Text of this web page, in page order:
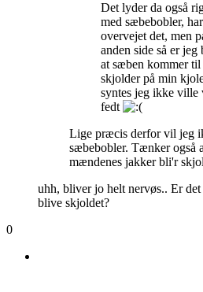
Det lyder da også
med sæbebobler,
overvejet det, men
anden side så er jeg
at sæben kommer til
skjolder på min
syntes jeg ikke ville
fedt
Lige præcis derfor vil jeg
sæbebobler. Tænker også
mændenes jakker bli'r
uhh, bliver jo helt nervøs.. Er det
blive skjoldet?
0